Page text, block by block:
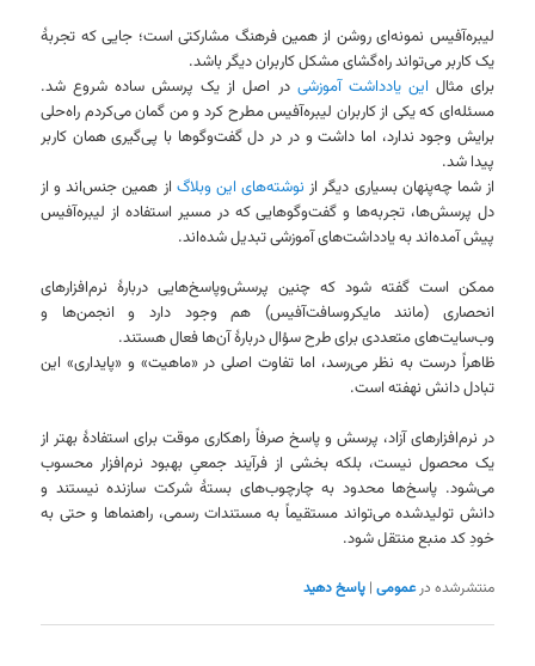
لیبره‌آفیس نمونه‌ای روشن از همین فرهنگ مشارکتی است؛ جایی که تجربهٔ
یک کاربر می‌تواند راه‌گشای مشکل کاربران دیگر باشد.
برای مثال این یادداشت آموزشی در اصل از یک پرسش ساده شروع شد.
مسئله‌ای که یکی از کاربران لیبره‌آفیس مطرح کرد و من گمان می‌کردم راه‌حلی
برایش وجود ندارد، اما داشت و در در دل گفت‌وگوها با پی‌گیری همان کاربر
پیدا شد.
از شما چه‌پنهان بسیاری دیگر از نوشته‌های این وبلاگ از همین جنس‌اند و از
دل پرسش‌ها، تجربه‌ها و گفت‌وگوهایی که در مسیر استفاده از لیبره‌آفیس
پیش آمده‌اند به یادداشت‌های آموزشی تبدیل شده‌اند.
ممکن است گفته شود که چنین پرسش‌وپاسخ‌هایی دربارهٔ نرم‌افزارهای
انحصاری (مانند مایکروسافت‌آفیس) هم وجود دارد و انجمن‌ها و
وب‌سایت‌های متعددی برای طرح سؤال دربارهٔ آن‌ها فعال هستند.
ظاهراً درست به نظر می‌رسد، اما تفاوت اصلی در «ماهیت» و «پایداری» این
تبادل دانش نهفته است.
در نرم‌افزارهای آزاد، پرسش و پاسخ صرفاً راهکاری موقت برای استفادهٔ بهتر از
یک محصول نیست، بلکه بخشی از فرآیند جمعیِ بهبود نرم‌افزار محسوب
می‌شود. پاسخ‌ها محدود به چارچوب‌های بستهٔ شرکت سازنده نیستند و
دانش تولیدشده می‌تواند مستقیماً به مستندات رسمی، راهنماها و حتی به
خودِ کد منبع منتقل شود.
منتشرشده در عمومی |پاسخ دهید